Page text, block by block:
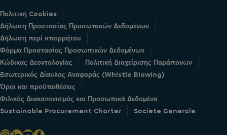
Πολιτική Cookies
Δήλωση Προστασίας Προσωπικών Δεδομένων
Δήλωση περί απορρήτου
Φόρμα Προστασίας Προσωπικών Δεδομένων
Κώδικας Δεοντολογίας
Πολιτική Διαχείρισης Παράπονων
Eσωτερικός Δίαυλος Αναφοράς (Whistle Blowing)
Όροι και προϋποθέσεις
Φιλικός Διακανονισμός και Προσωπικά Δεδομένα
Sustainable Procurement Charter
Societe Generale